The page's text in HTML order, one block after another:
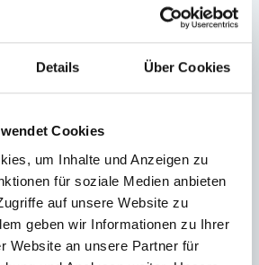
Details Über Cookies
Cookies
um Inhalte und Anzeigen zu
für soziale Medien anbieten
auf unsere Website zu
geben wir Informationen zu Ihrer
Website an unsere Partner für
Trudering hat dörfliche Strukturen
dem Messegelände und dem
Rundum-Sorglos-
Immobilien?
Service umfasst alle Aspekte des